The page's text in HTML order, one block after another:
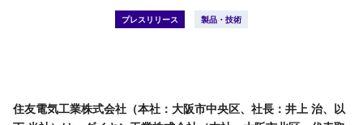
プレスリリース 製品・技術
住友電気工業株式会社（本社：大阪市中央区、社長：井上 治、以